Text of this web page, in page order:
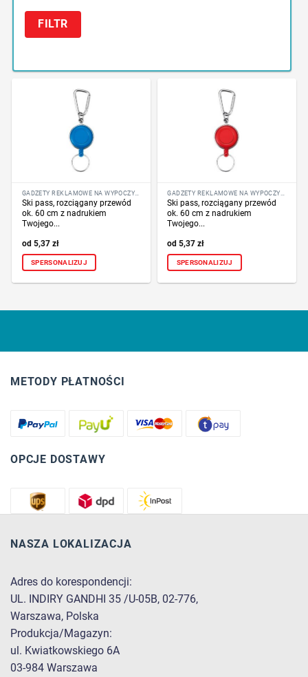
FILTR
Ski pass, rozciągany przewód
ok. 60 cm z nadrukiem
Twojego...
5,37 zł
SPERSONALIZUJ
Ski pass, rozciągany przewód
ok. 60 cm z nadrukiem
Twojego...
5,37zł
SPERSONALIZUJ
METODY PŁATNOŚCI
OPCJE DOSTAWY
NASZA LOKALIZACJA
Adres do korespondencji:
UL. INDIRY GANDHI 35 /U-05B, 02-776,
Warszawa, Polska
Produkcja/Magazyn:
ul. Kwiatkowskiego 6A
03-984 Warszawa